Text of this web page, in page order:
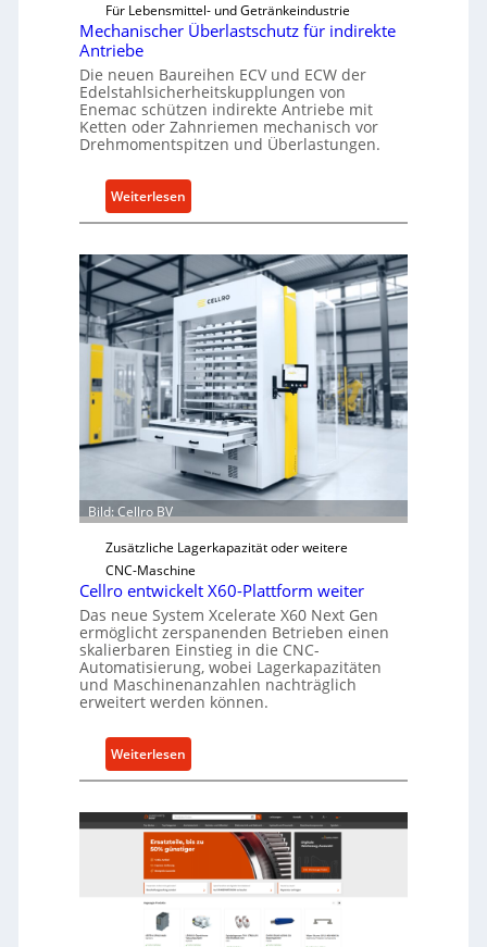
Für Lebensmittel- und Getränkeindustrie
Mechanischer Überlastschutz für indirekte
Antriebe
Die neuen Baureihen ECV und ECW der
Edelstahlsicherheitskupplungen von
Enemac schützen indirekte Antriebe mit
Ketten oder Zahnriemen mechanisch vor
Drehmomentspitzen und Überlastungen.
Weiterlesen
M
c
h
n
i
s
c
h
e
r
Ü
b
s
t
s
c
u
t
f
ü
r
i
d
Bild: Cellro BV
Zusätzliche Lagerkapazität oder weitere
CNC-Maschine
Cellro entwickelt X60-Plattform weiter
Das neue System Xcelerate X60 Next Gen
ermöglicht zerspanenden Betrieben einen
skalierbaren Einstieg in die CNC-
Automatisierung, wobei Lagerkapazitäten
und Maschinenanzahlen nachträglich
erweitert werden können.
Weiterlesen
C
l
l
n